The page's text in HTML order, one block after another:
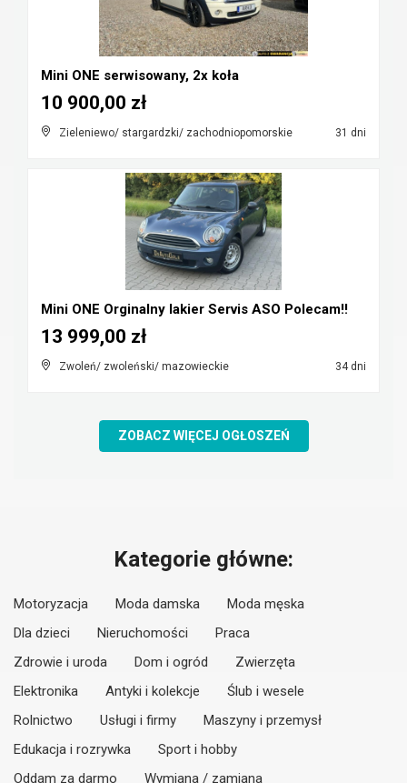
Mini ONE serwisowany, 2x koła
Zieleniewo/ stargardzki/ zachodniopomorskie 31 dni
10 900,00 zł
Mini ONE Orginalny lakier Servis ASO Polecam!!
Zwoleń/ zwoleński/ mazowieckie 34 dni
13 999,00 zł
ZOBACZ WIĘCEJ OGŁOSZEŃ
Kategorie główne:
Motoryzacja Moda damska
Moda męska
Dla dzieci
Nieruchomości
Praca
Zdrowie i uroda
Dom i ogród
Zwierzęta
Elektronika
Antyki i kolekcje
Ślub i wesele
Rolnictwo
Usługi i firmy
Maszyny i przemysł
Edukacja i rozrywka
Sport i hobby
Oddam za darmo
Wymiana / zamiana